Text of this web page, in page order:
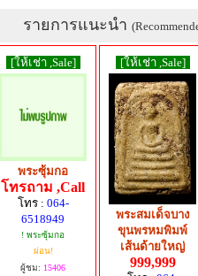
รายการแนะนำ
[ให้เช่า ,Sale]
พระซุ้มกอ
โทรถาม ,Call
โทร : 064-
6518949
! พระซุ้มกอ
ผ่อน!
ผู้ชม: 15406
[ให้เช่า ,Sale]
พระสมเด็จบาง
ขุนพรหมพิมพ์
เส้นด้ายใหญ่
999,999